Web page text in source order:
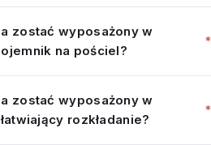
zostać wyposażony w
na pościel?
*
zostać wyposażony w
rozkładanie?
*